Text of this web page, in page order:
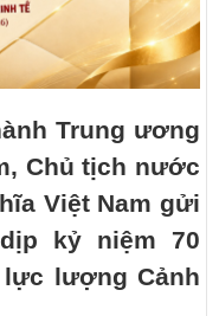
Trung ương
Chủ tịch nước
Việt Nam gửi
kỷ niệm 70
lượng Cảnh